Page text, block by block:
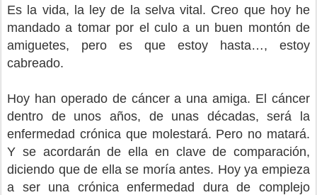
Es la vida, la ley de la selva vital. Creo que hoy he
mandado a tomar por el culo a un buen montón de
amiguetes, pero es que estoy hasta…, estoy
cabreado.
Hoy han operado de cáncer a una amiga. El cáncer
dentro de unos años, de unas décadas, será la
enfermedad crónica que molestará. Pero no matará.
Y se acordarán de ella en clave de comparación,
diciendo que de ella se moría antes. Hoy ya empieza
a ser una crónica enfermedad dura de complejo